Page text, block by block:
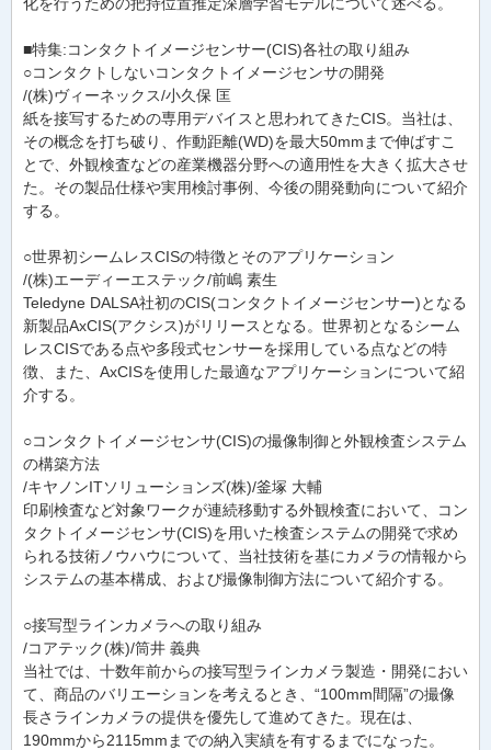
■特集:コンタクトイメージセンサー(CIS)各社の取り組み
○コンタクトしないコンタクトイメージセンサの開発
/(株)ヴィーネックス/小久保 匡
紙を接写するための専用デバイスと思われてきたCIS。当社は、
その概念を打ち破り、作動距離(WD)を最大50mmまで伸ばすこ
とで、外観検査などの産業機器分野への適用性を大きく拡大させ
た。その製品仕様や実用検討事例、今後の開発動向について紹介
する。
○世界初シームレスCISの特徴とそのアプリケーション
/(株)エーディーエステック/前嶋 素生
Teledyne DALSA社初のCIS(コンタクトイメージセンサー)となる
新製品AxCIS(アクシス)がリリースとなる。世界初となるシーム
レスCISである点や多段式センサーを採用している点などの特
徴、また、AxCISを使用した最適なアプリケーションについて紹
介する。
○コンタクトイメージセンサ(CIS)の撮像制御と外観検査システム
の構築方法
/キヤノンITソリューションズ(株)/釜塚 大輔
印刷検査など対象ワークが連続移動する外観検査において、コン
タクトイメージセンサ(CIS)を用いた検査システムの開発で求め
られる技術ノウハウについて、当社技術を基にカメラの情報から
システムの基本構成、および撮像制御方法について紹介する。
○接写型ラインカメラへの取り組み
/コアテック(株)/筒井 義典
当社では、十数年前からの接写型ラインカメラ製造・開発におい
て、商品のバリエーションを考えるとき、“100mm間隔”の撮像
長さラインカメラの提供を優先して進めてきた。現在は、
190mmから2115mmまでの納入実績を有するまでになった。